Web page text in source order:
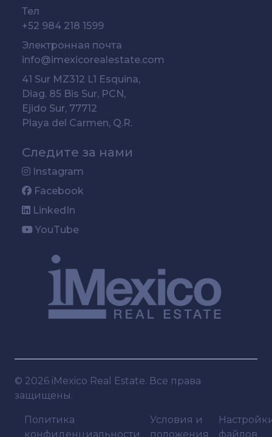
Тел
+52 984 218 1599
Электронная почта
info@imexicorealestate.com
41 Sur MZ312 L1 Esquina,
Diag. 85 Bis Sur, PCN,
Ejido Sur, 77712
Playa del Carmen, Q.R.
Следите за нами
Instagram
Facebook
LinkedIn
YouTube
© 2026 iMexico Real Estate. Все права
защищены.
Политика
конфиденциальности
Условия и
положения
файлов